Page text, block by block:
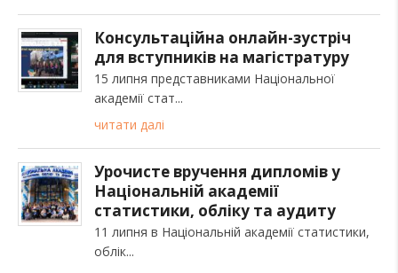
Консультаційна онлайн-зустріч
для вступників на магістратуру
15 липня представниками Національної
академії стат
читати далі
Урочисте вручення дипломів у
Національній академії
статистики, обліку та аудиту
11 липня в Національній академії статистики,
облік